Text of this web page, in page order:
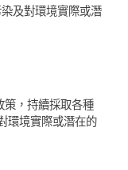
及對環境實際或潛
策，持續採取各種
環境實際或潛在的